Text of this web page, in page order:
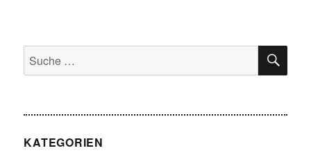
Suche
nach:
KATEGORIEN